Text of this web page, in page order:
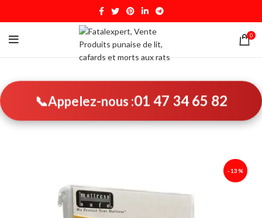
0
📞Appelez-nous :01 47 34 65 82
-13%